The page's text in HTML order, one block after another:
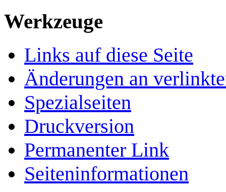
Werkzeuge
Links auf diese Seite
Änderungen an
Spezialseiten
Druckversion
Permanenter Link
Seiten­­informationen